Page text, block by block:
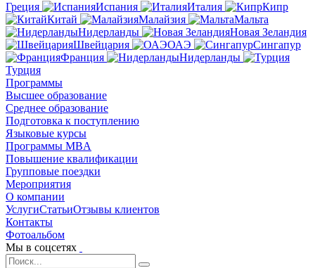
Греция Испания Италия
Кипр
Китай
Малайзия
Мальта
Нидерланды
Новая Зеландия
Швейцария
ОАЭ
Сингапур
Франция
Нидерланды
Турция
Программы
Высшее образование
Среднее образование
Подготовка к поступлению
Языковые курсы
Программы MBA
Повышение квалификации
Групповые поездки
Мероприятия
О компании
УслугиСтатьиОтзывы клиентов
Контакты
Фотоальбом
Мы в соцсетях